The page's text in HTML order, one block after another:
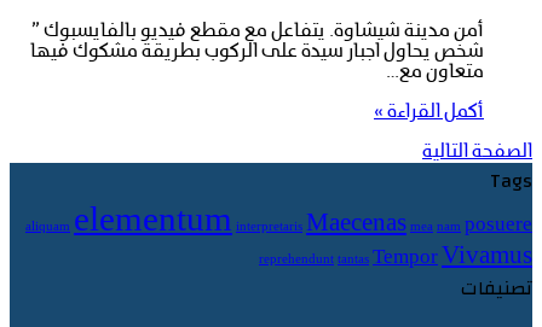
أمن مدينة شيشاوة. يتفاعل مع مقطع فيديو بالفايسبوك ”
شخص يحاول اجبار سيدة على الركوب بطريقة مشكوك فيها
متعاون مع…
أكمل القراءة »
الصفحة التالية
Tags
aliquam elementum interpretaris Maecenas mea nam posuere
reprehendunt tantas Tempor Vivamus
تصنيفات